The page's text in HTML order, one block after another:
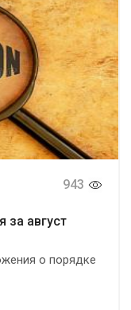
943
за август
о порядке